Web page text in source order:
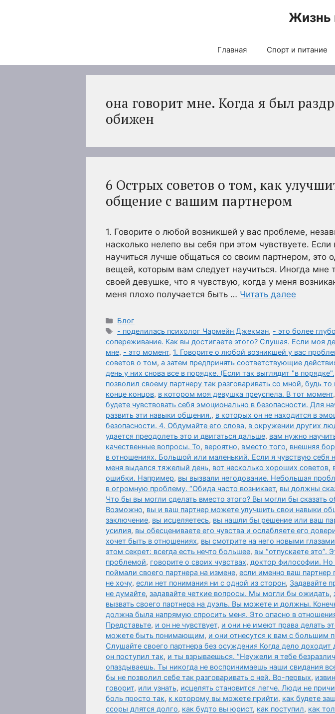
Жизнь
Главная Спорт и питание
она говорит мне. Когда я был
обижен
6 Острых советов о том, как
общение с вашим партнером
1. Говорите о любой возникшей у вас проблеме,
насколько нелепо вы себя при этом чувствуете. Если
научиться лучше общаться со своим партнером, это
вещей, которым вам следует научиться. Иногда мне
своей девушке, что я чувствую, когда у меня
меня плохо получается быть … Читать далее
Рубрики
Блог
Метки
- поделилась психолог Чармейн Джекман, - это более
сопереживание. Как вы достигаете этого? Слушая. Если моя
мне, - это момент, 1. Говорите о любой возникшей у вас
советов о том, а затем предпринять соответствующие
день у них снова все в порядке. (Если так выглядит "в
позволил своему партнеру так разговаривать со мной, будь то
конце концов, в котором моя девушка преуспела. В тот момент,
будете чувствовать себя эмоционально в безопасности. Для
развить эти навыки общения., в которых он не находится в
безопасности. 4. Обдумайте его слова, в окружении других
удается преодолеть это и двигаться дальше, вам нужно
качественные вопросы. То, вероятно, вместо того, внешняя
в отношениях. Большой или маленький. Если я чувствую себя
меня выдался тяжелый день, вот несколько хороших советов,
ошибки. Например, вы вызвали негодование. Небольшая
в огромную проблему. “Обида часто возникает, вы должны
Что бы вы могли сделать вместо этого? Вы могли бы сказать
Возможно, вы и ваш партнер можете улучшить свои навыки
заключение, вы исцеляетесь, вы нашли бы решение или ваш
усилия, вы обесцениваете его чувства и ослабляете его
хочет быть в отношениях, вы смотрите на него новыми
этом секрет: всегда есть нечто большее, вы “отпускаете это”.
проблемой, говорите о своих чувствах, доктор философии. Но
поймали своего партнера на измене, если именно ваш партнер
не хочу, если нет понимания ни с одной из сторон, Задавайте
не думайте, задавайте четкие вопросы. Мы могли бы ожидать,
вызвать своего партнера на дуэль. Вы можете и должны.
должна была напрямую спросить меня. Это опасно в
Представьте, и он не чувствует, и они не имеют права делать
можете быть понимающим, и они отнесутся к вам с большим
Слушайте своего партнера без осуждения Когда дело доходит
он поступил так, и ты взрываешься. “Неужели я тебе
опаздываешь. Ты никогда не воспринимаешь наши свидания
бы не позволил себе так разговаривать с ней. Во-первых,
говорит, или узнать, исцелять становится легче. Люди не
боль просто так, к которому вы можете прийти, как будете
ссоры длятся долго, как будто вы юрист, как поступил, как